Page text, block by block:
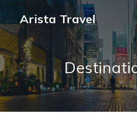
Arista Travel